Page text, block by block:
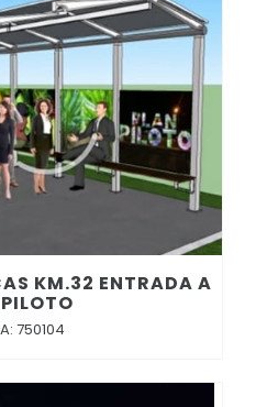
Ordenamiento Territorial -
- PAC
- POA
Y REPORTES
y balances
KM.32 ENTRADA A
750104